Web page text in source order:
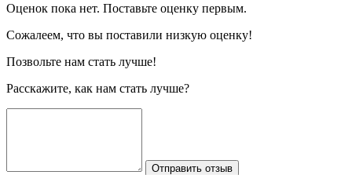
Оценок пока нет. Поставьте оценку первым.
Сожалеем, что вы поставили низкую оценку!
Позвольте нам стать лучше!
Расскажите, как нам стать лучше?
Отправить отзыв